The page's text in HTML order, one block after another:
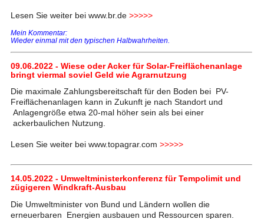
Lesen Sie weiter bei www.br.de >>>>>
Mein Kommentar:
Wieder einmal mit den typischen Halbwahrheiten.
09.06.2022 - Wiese oder Acker für Solar-Freiflächenanlage
bringt viermal soviel Geld wie Agrarnutzung
Die maximale Zahlungsbereitschaft für den Boden bei PV-
Freiflächenanlagen kann in Zukunft je nach Standort und
Anlagengröße etwa 20-mal höher sein als bei einer
ackerbaulichen Nutzung.
Lesen Sie weiter bei www.topagrar.com >>>>>
14.05.2022 - Umweltministerkonferenz für Tempolimit und
zügigeren Windkraft-Ausbau
Die Umweltminister von Bund und Ländern wollen die
erneuerbaren Energien ausbauen und Ressourcen sparen.